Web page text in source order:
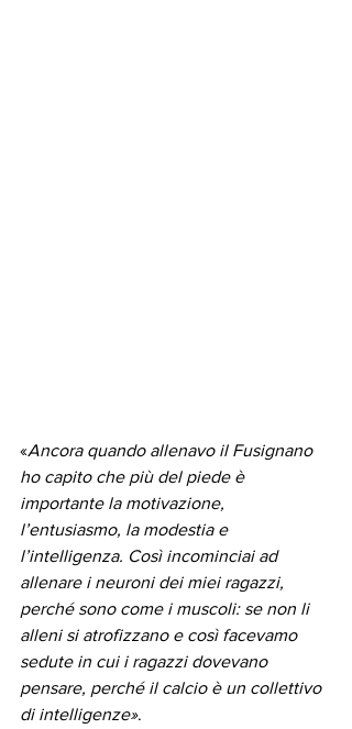
«Ancora quando allenavo il Fusignano
ho capito che più del piede è
importante la motivazione,
l’entusiasmo, la modestia e
l’intelligenza. Così incominciai ad
allenare i neuroni dei miei ragazzi,
perché sono come i muscoli: se non li
alleni si atrofizzano e così facevamo
sedute in cui i ragazzi dovevano
pensare, perché il calcio è un collettivo
di intelligenze».